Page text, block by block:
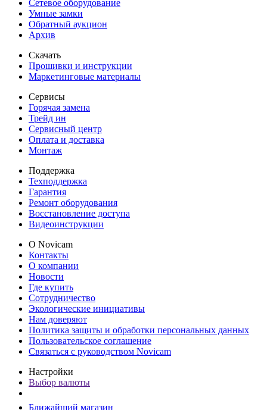
Сетевое оборудование
Умные замки
Обратный аукцион
Архив
Скачать
Прошивки и инструкции
Маркетинговые материалы
Сервисы
Горячая замена
Трейд ин
Сервисный центр
Оплата и доставка
Монтаж
Поддержка
Техподдержка
Гарантия
Ремонт оборудования
Восстановление доступа
Видеоинструкции
О Novicam
Контакты
О компании
Новости
Где купить
Сотрудничество
Экологические инициативы
Нам доверяют
Политика защиты и обработки персональных данных
Пользовательское соглашение
Связаться с руководством Novicam
Настройки
Выбор валюты
Ближайший магазин